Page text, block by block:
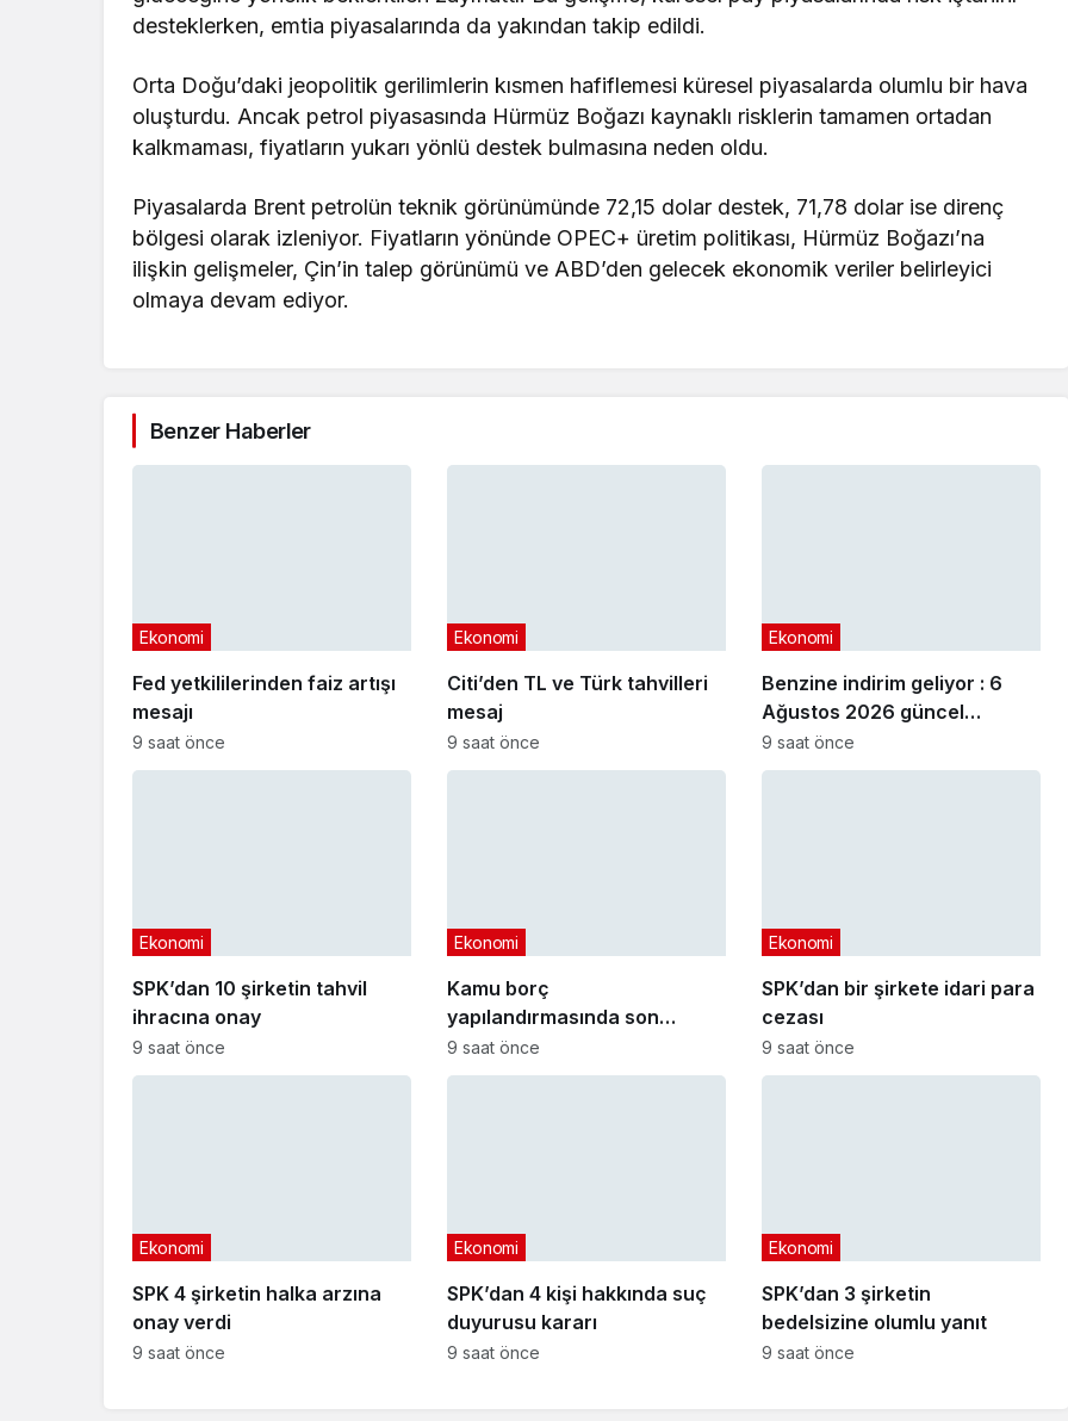
desteklerken, emtia piyasalarında da yakından takip edildi.
Orta Doğu’daki jeopolitik gerilimlerin kısmen hafiflemesi küresel piyasalarda olumlu bir hava
oluşturdu. Ancak petrol piyasasında Hürmüz Boğazı kaynaklı risklerin tamamen ortadan
kalkmaması, fiyatların yukarı yönlü destek bulmasına neden oldu.
Piyasalarda Brent petrolün teknik görünümünde 72,15 dolar destek, 71,78 dolar ise direnç
bölgesi olarak izleniyor. Fiyatların yönünde OPEC+ üretim politikası, Hürmüz Boğazı’na
ilişkin gelişmeler, Çin’in talep görünümü ve ABD’den gelecek ekonomik veriler belirleyici
olmaya devam ediyor.
Benzer Haberler
Fed yetkililerinden faiz artışı
mesajı
Ekonomi
9 saat önce
Citi’den TL ve Türk tahvilleri
mesaj
Ekonomi
9 saat önce
Benzine indirim geliyor : 6
Ağustos 2026 güncel
akaryakıt fiyatları
Ekonomi
9 saat önce
SPK’dan 10 şirketin tahvil
ihracına onay
Ekonomi
9 saat önce
Kamu borç
yapılandırmasında son
başvuru tarihi yaklaşıyor
Ekonomi
9 saat önce
SPK’dan bir şirkete idari para
cezası
Ekonomi
9 saat önce
SPK 4 şirketin halka arzına
onay verdi
Ekonomi
9 saat önce
SPK’dan 4 kişi hakkında suç
duyurusu kararı
Ekonomi
9 saat önce
SPK’dan 3 şirketin
bedelsizine olumlu yanıt
Ekonomi
9 saat önce